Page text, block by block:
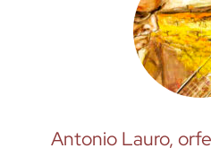
Antonio Lauro,